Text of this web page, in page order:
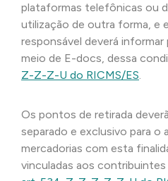
plataformas telefônicas ou
utilização de outra forma, e
responsável deverá
meio de E-docs, dessa
Z-Z-Z-U do RICMS/ES.
Os pontos de retirada
separado e exclusivo para o
mercadorias com esta
vinculadas aos